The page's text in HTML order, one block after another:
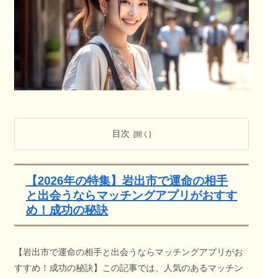
目次
【2026年の特集】岩出市で運命の相手
と出会うならマッチングアプリがおすす
め！成功の秘訣
【岩出市で運命の相手と出会うならマッチングアプリがお
すすめ！成功の秘訣】この記事では、人気のあるマッチン